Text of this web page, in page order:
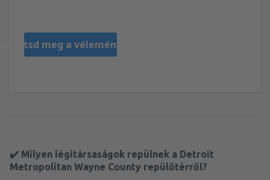
meg a véleményeket
✔️ Milyen légitársaságok repülnek a Detroit
Metropolitan Wayne County repülőtérről?